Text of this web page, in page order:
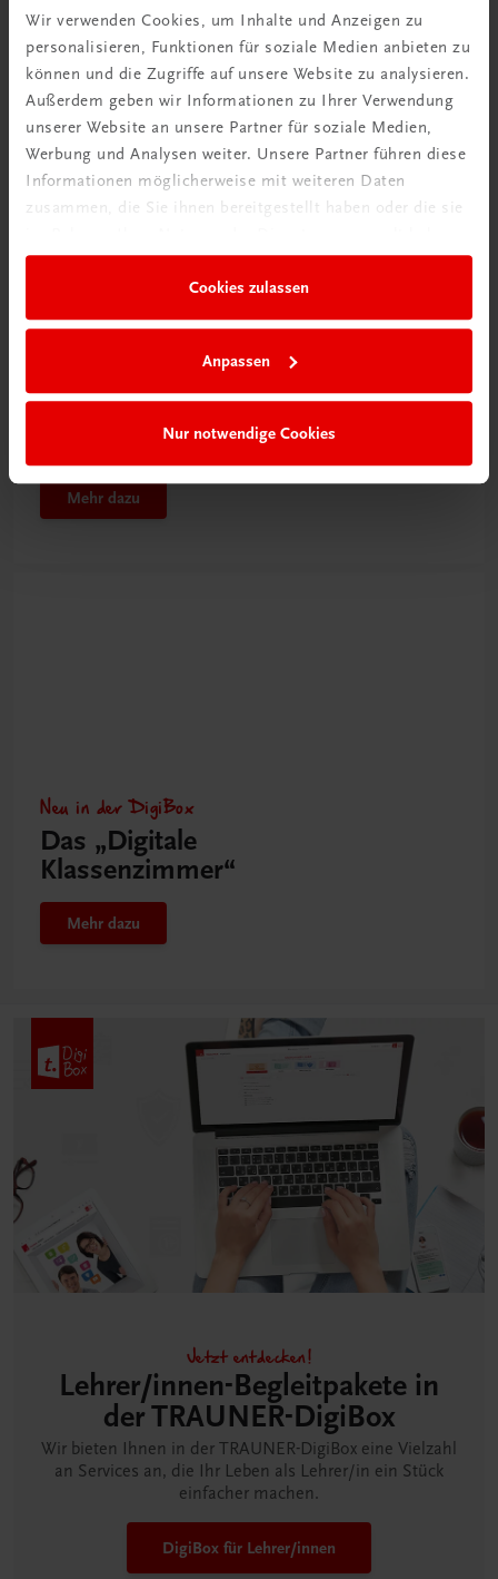
Wir verwenden Cookies, um Inhalte und Anzeigen zu
personalisieren, Funktionen für soziale Medien anbieten zu
können und die Zugriffe auf unsere Website zu analysieren.
Außerdem geben wir Informationen zu Ihrer Verwendung
unserer Website an unsere Partner für soziale Medien,
Werbung und Analysen weiter. Unsere Partner führen diese
Informationen möglicherweise mit weiteren Daten
zusammen, die Sie ihnen bereitgestellt haben oder die sie
Cookies zulassen
Anpassen
Nur notwendige Cookies
Tipps & Tricks
Mehr dazu
Schon entdeckt?
Ratgeber Schulpraxis
Mehr dazu
Neu in der DigiBox
Das „Digitale
Klassenzimmer“
Mehr dazu
Jetzt entdecken!
Lehrer/innen-Begleitpakete in
der TRAUNER-DigiBox
Wir bieten Ihnen in der TRAUNER-DigiBox eine Vielzahl
an Services an, die Ihr Leben als Lehrer/in ein Stück
einfacher machen.
DigiBox für Lehrer/innen